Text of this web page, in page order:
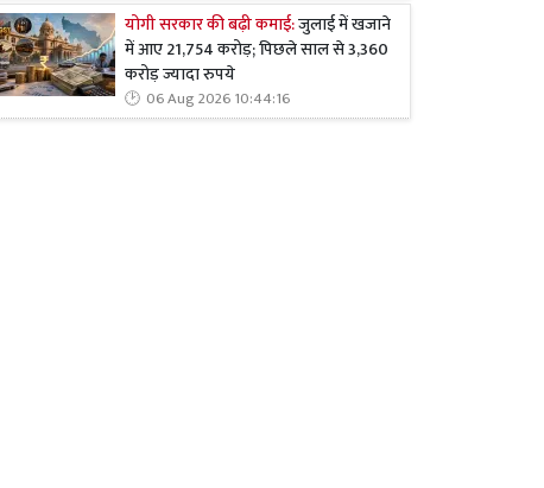
योगी सरकार की बढ़ी कमाई:जुलाई में खजाने
में आए 21,754 करोड़; पिछले साल से 3,360
करोड़ ज्यादा रुपये
06 Aug 2026 10:44:16